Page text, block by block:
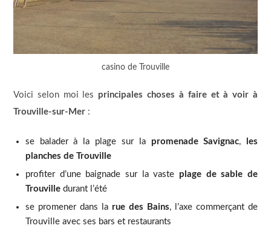
casino de Trouville
Voici selon moi les principales choses à faire et à voir à
Trouville-sur-Mer:
se balader à la plage sur la promenade Savignac,
les
planches de Trouville
profiter d’une baignade sur la vaste plage de sable de
Trouvilledurant l’été
se promener dans la rue des Bains, l’axe commerçant de
Trouville avec ses bars et restaurants